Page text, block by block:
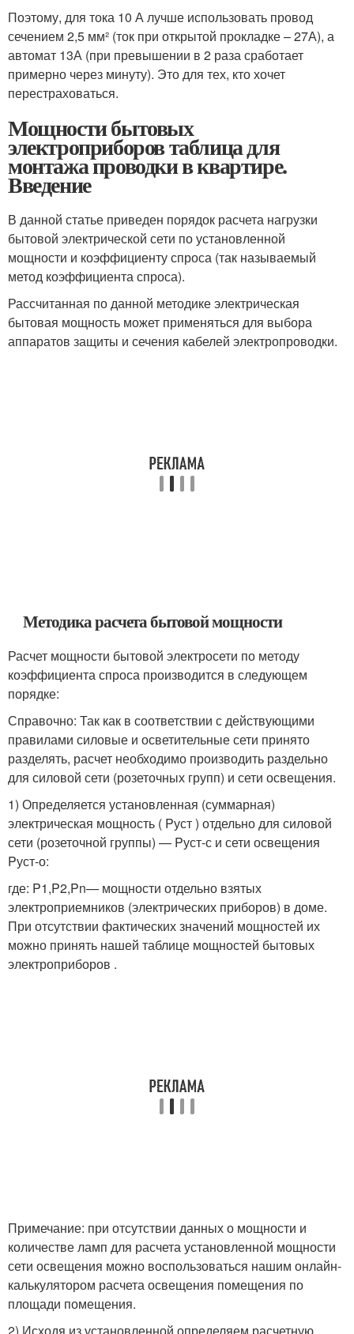
Поэтому, для тока 10 А лучше использовать провод
сечением 2,5 мм² (ток при открытой прокладке – 27А), а
автомат 13А (при превышении в 2 раза сработает
примерно через минуту). Это для тех, кто хочет
перестраховаться.
Мощности бытовых
электроприборов таблица для
монтажа проводки в квартире.
Введение
В данной статье приведен порядок расчета нагрузки
бытовой электрической сети по установленной
мощности и коэффициенту спроса (так называемый
метод коэффициента спроса).
Рассчитанная по данной методике электрическая
бытовая мощность может применяться для выбора
аппаратов защиты и сечения кабелей электропроводки.
Методика расчета бытовой мощности
Расчет мощности бытовой электросети по методу
коэффициента спроса производится в следующем
порядке:
Справочно: Так как в соответствии с действующими
правилами силовые и осветительные сети принято
разделять, расчет необходимо производить раздельно
для силовой сети (розеточных групп) и сети освещения.
1) Определяется установленная (суммарная)
электрическая мощность ( Pуст) отдельно для силовой
сети (розеточной группы) — Pуст-с и сети освещения
Pуст-о:
где: P1,P2,Pn— мощности отдельно взятых
электроприемников (электрических приборов) в доме.
При отсутствии фактических значений мощностей их
можно принять нашей таблице мощностей бытовых
электроприборов .
Примечание: при отсутствии данных о мощности и
количестве ламп для расчета установленной мощности
сети освещения можно воспользоваться нашим онлайн-
калькулятором расчета освещения помещения по
площади помещения.
2) Исходя из установленной определяем расчетную